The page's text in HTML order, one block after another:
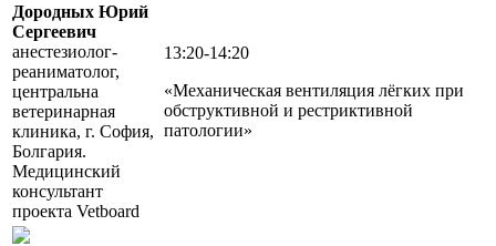
Дородных Юрий
Сергеевич
анестезиолог-
реаниматолог,
центральна
ветеринарная
клиника, г. София,
Болгария.
Медицинский
консультант
проекта Vetboard
13:20-14:20
«Механическая вентиляция лёгких при
обструктивной и рестриктивной
патологии»